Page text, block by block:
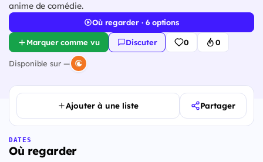
anime de comédie.
Où regarder · 6 options
Marquer comme vu Discuter 0 0
Disponible sur —
Ajouter à une liste Partager
DATES
Où regarder